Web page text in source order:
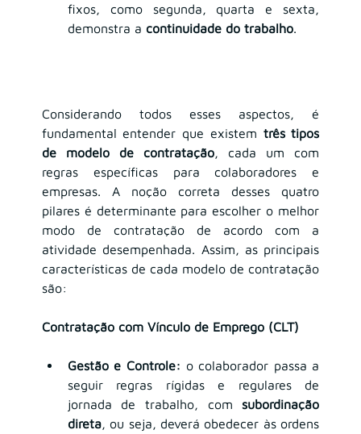
fixos, como segunda, quarta e sexta,
demonstra a continuidade do trabalho.
Considerando todos esses aspectos, é
fundamental entender que existem três tipos
de modelo de contratação , cada um com
regras específicas para colaboradores e
empresas. A noção correta desses quatro
pilares é determinante para escolher o melhor
modo de contratação de acordo com a
atividade desempenhada. Assim, as principais
características de cada modelo de contratação
são:
Contratação com Vínculo de Emprego (CLT)
Gestão e Controle: o colaborador passa a
seguir regras rígidas e regulares de
jornada de trabalho, com subordinação
direta, ou seja, deverá obedecer às ordens